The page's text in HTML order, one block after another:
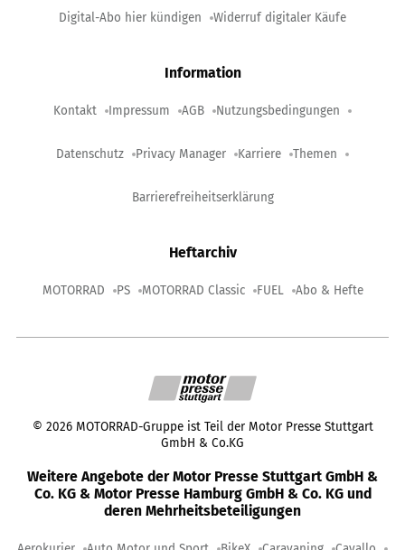
Digital-Abo hier kündigen Widerruf digitaler Käufe
Information
Kontakt Impressum AGB Nutzungsbedingungen
Datenschutz Privacy Manager Karriere Themen
Barrierefreiheitserklärung
Heftarchiv
MOTORRAD PS MOTORRAD Classic FUEL Abo & Hefte
© 2026 MOTORRAD-Gruppe ist Teil der Motor Presse Stuttgart
GmbH & Co.KG
Weitere Angebote der Motor Presse Stuttgart GmbH &
Co. KG & Motor Presse Hamburg GmbH & Co. KG und
deren Mehrheitsbeteiligungen